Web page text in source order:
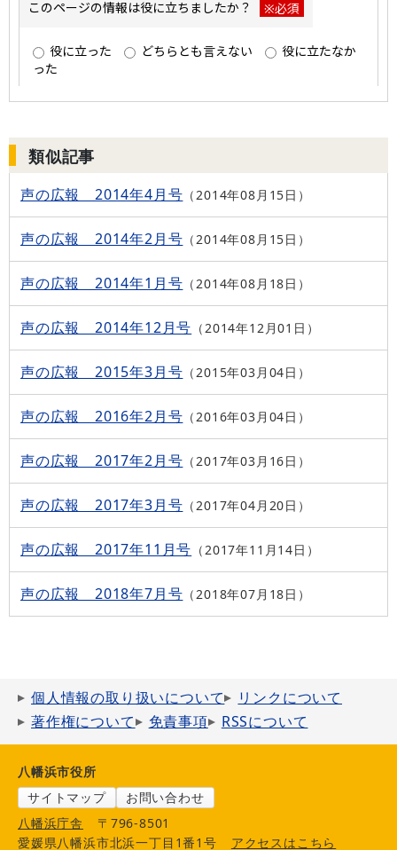
類似記事
声の広報 2014年4月号 2014年08月15日
声の広報 2014年2月号 2014年08月15日
声の広報 2014年1月号 2014年08月18日
声の広報 2014年12月号 2014年12月01日
声の広報 2015年3月号 2015年03月04日
声の広報 2016年2月号 2016年03月04日
声の広報 2017年2月号 2017年03月16日
声の広報 2017年3月号 2017年04月20日
声の広報 2017年11月号 2017年11月14日
声の広報 2018年7月号 2018年07月18日
個人情報の取り扱いについて
リンクについて
著作権について
免責事項 RSSについて
八幡浜市役所
サイトマップ
お問い合わせ
八幡浜庁舎
〒796-8501
愛媛県八幡浜市北浜一丁目1番1号
アクセスはこちら